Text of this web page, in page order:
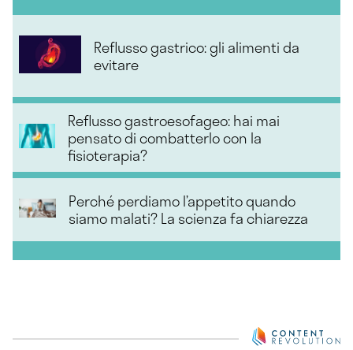
Reflusso gastrico: gli alimenti da
evitare
Reflusso gastroesofageo: hai mai
pensato di combatterlo con la
fisioterapia?
Perché perdiamo l’appetito quando
siamo malati? La scienza fa chiarezza